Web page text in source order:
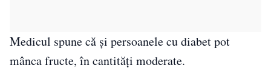
Medicul spune că și persoanele cu diabet pot
mânca fructe, în cantități moderate.